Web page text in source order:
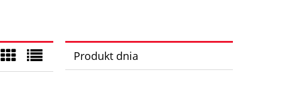
Produkt dnia